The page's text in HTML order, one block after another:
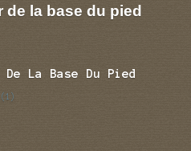
de la base du pied
De La Base Du Pied
(1)